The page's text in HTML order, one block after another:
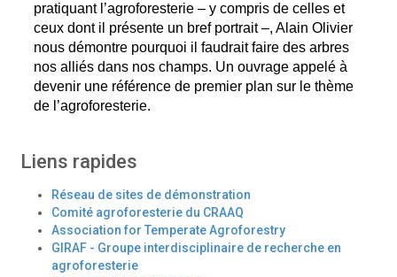
pratiquant l’agroforesterie – y compris de celles et
ceux dont il présente un bref portrait –, Alain Olivier
nous démontre pourquoi il faudrait faire des arbres
nos alliés dans nos champs. Un ouvrage appelé à
devenir une référence de premier plan sur le thème
de l’agroforesterie.
Liens rapides
Réseau de sites de démonstration
Comité agroforesterie du CRAAQ
Association for Temperate Agroforestry
GIRAF - Groupe interdisciplinaire de recherche en
agroforesterie